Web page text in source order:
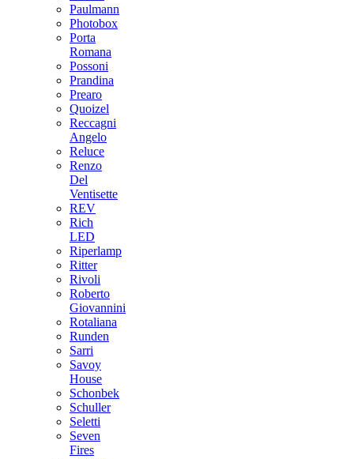
Paulmann
Photobox
Porta
Romana
Possoni
Prandina
Prearo
Quoizel
Reccagni
Angelo
Reluce
Renzo
Del
Ventisette
REV
Rich
LED
Riperlamp
Ritter
Rivoli
Roberto
Giovannini
Rotaliana
Runden
Sarri
Savoy
House
Schonbek
Schuller
Seletti
Seven
Fires